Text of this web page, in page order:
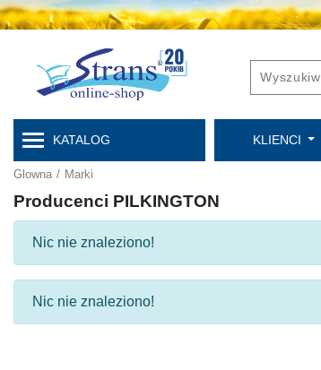
KATALOG KLIENCI
Glowna / Marki
Producenci PILKINGTON
Nic nie znaleziono!
Nic nie znaleziono!